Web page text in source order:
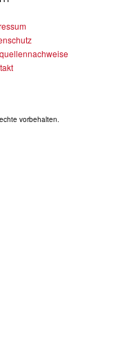
vorbehalten.